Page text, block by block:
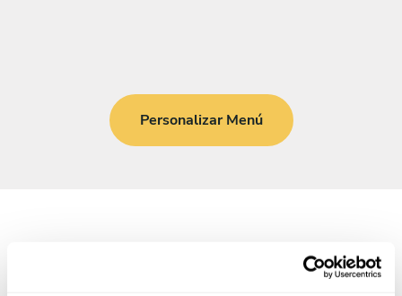
Personalizar Menú
Preguntas frecuentes